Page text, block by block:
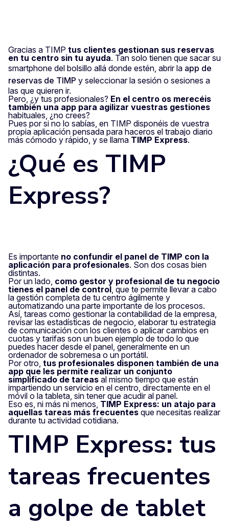
Gracias a TIMP tus clientes gestionan sus reservas
en tu centro sin tu ayuda. Tan solo tienen que sacar su
smartphone del bolsillo allá donde estén, abrir la app de
reservas de TIMP y seleccionar la sesión o sesiones a
las que quieren ir.
Pero, ¿y tus profesionales? En el centro os merecéis
también una app para agilizar vuestras gestiones
habituales, ¿no crees?
Pues por si no lo sabías, en TIMP disponéis de vuestra
propia aplicación pensada para haceros el trabajo diario
más cómodo y rápido, y se llama TIMP Express.
¿Qué es TIMP
Express?
Es importante no confundir el panel de TIMP con la
aplicación para profesionales. Son dos cosas bien
distintas.
Por un lado, como gestor y profesional de tu negocio
tienes el panel de control, que te permite llevar a cabo
la gestión completa de tu centro ágilmente y
automatizando una parte importante de los procesos.
Así, tareas como gestionar la contabilidad de la empresa,
revisar las estadísticas de negocio, elaborar tu estrategia
de comunicación con los clientes o aplicar cambios en
cuotas y tarifas son un buen ejemplo de todo lo que
puedes hacer desde el panel, generalmente en un
ordenador de sobremesa o un portátil.
Por otro, tus profesionales disponen también de una
app que les permite realizar un conjunto
simplificado de tareas al mismo tiempo que están
impartiendo un servicio en el centro, directamente en el
móvil o la tableta, sin tener que acudir al panel.
Eso es, ni más ni menos, TIMP Express: un atajo para
aquellas tareas más frecuentes que necesitas realizar
durante tu actividad cotidiana.
TIMP Express: tus
tareas frecuentes
a golpe de tablet